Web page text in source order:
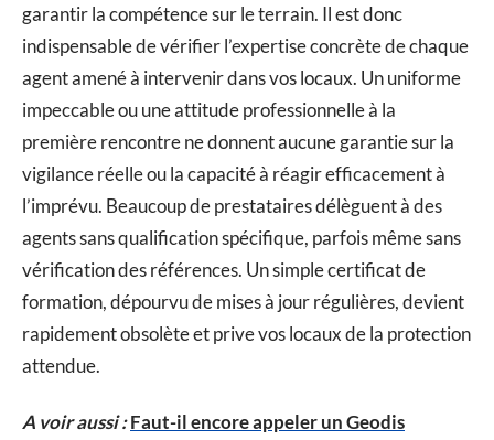
garantir la compétence sur le terrain. Il est donc
indispensable de vérifier l’expertise concrète de chaque
agent amené à intervenir dans vos locaux. Un uniforme
impeccable ou une attitude professionnelle à la
première rencontre ne donnent aucune garantie sur la
vigilance réelle ou la capacité à réagir efficacement à
l’imprévu. Beaucoup de prestataires délèguent à des
agents sans qualification spécifique, parfois même sans
vérification des références. Un simple certificat de
formation, dépourvu de mises à jour régulières, devient
rapidement obsolète et prive vos locaux de la protection
attendue.
A voir aussi :Faut-il encore appeler un Geodis